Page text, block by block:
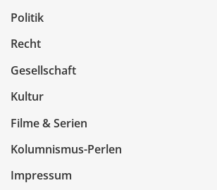
Politik
Recht
Gesellschaft
Kultur
Filme & Serien
Kolumnismus-Perlen
Impressum